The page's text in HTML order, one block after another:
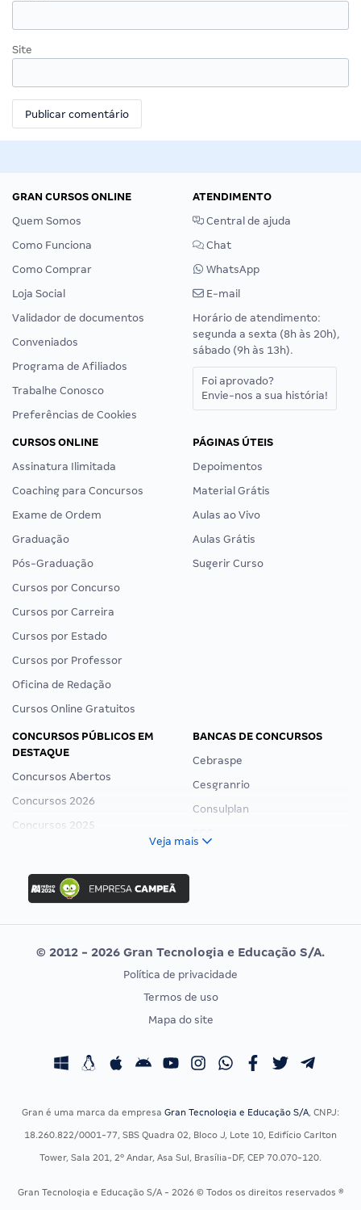
Site
GRAN CURSOS ONLINE
Quem Somos
Como Funciona
Como Comprar
Loja Social
Validador de documentos
Conveniados
Programa de Afiliados
Trabalhe Conosco
Preferências de Cookies
ATENDIMENTO
Central de ajuda
Chat
WhatsApp
E-mail
Horário de atendimento:
segunda a sexta (8h às 20h),
sábado (9h às 13h).
Foi aprovado?
Envie-nos a sua história!
CURSOS ONLINE
Assinatura Ilimitada
Coaching para Concursos
Exame de Ordem
Graduação
Pós-Graduação
Cursos por Concurso
Cursos por Carreira
Cursos por Estado
Cursos por Professor
Oficina de Redação
Cursos Online Gratuitos
PÁGINAS ÚTEIS
Depoimentos
Material Grátis
Aulas ao Vivo
Aulas Grátis
Sugerir Curso
CONCURSOS PÚBLICOS EM
DESTAQUE
Concursos Abertos
Concursos 2026
Concursos 2025
Concurso Ibama
Concurso MPU
Editais publicados
BANCAS DE CONCURSOS
Cebraspe
Cesgranrio
Consulplan
Vunesp
CONCURSOS POR PROFISSÃO
Concursos Fiscais
Concursos Saúde
Residência Multiprofissional
EXAME DE ORDEM
Calendário OAB
Veja mais
© 2012 - 2026 Gran Tecnologia e Educação S/A.
Política de privacidade
Termos de uso
Mapa do site
Gran é uma marca da empresa Gran Tecnologia e Educação S/A, CNPJ:
18.260.822/0001-77, SBS Quadra 02, Bloco J, Lote 10, Edifício Carlton
Tower, Sala 201, 2º Andar, Asa Sul, Brasília-DF, CEP 70.070-120.
Gran Tecnologia e Educação S/A - 2026 © Todos os direitos reservados ®